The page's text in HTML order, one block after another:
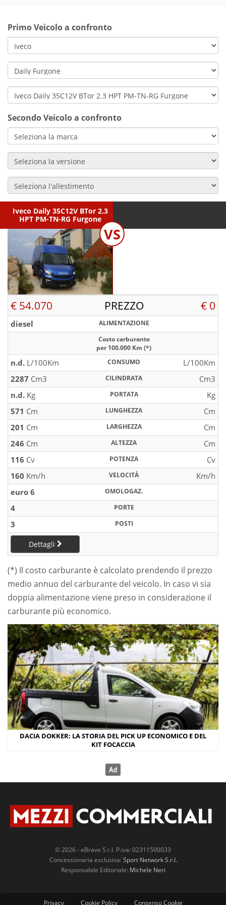
Primo Veicolo a confronto
Secondo Veicolo a confronto
Iveco Daily 35C12V BTor 2.3
HPT PM-TN-RG Furgone
VS
€ 54.070 PREZZO € 0
diesel
ALIMENTAZIONE
Costo carburante
per 100.000 Km (*)
n.d. L/100Km CONSUMO
L/100Km
2287 Cm3 CILINDRATA
Cm3
n.d. Kg PORTATA
Kg
571 Cm LUNGHEZZA
Cm
201 Cm LARGHEZZA
Cm
246 Cm ALTEZZA
Cm
116 Cv POTENZA
Cv
160 Km/h VELOCITÀ
Km/h
euro 6
OMOLOGAZ.
4 PORTE
3 POSTI
Dettagli
(*) Il costo carburante è calcolato prendendo il prezzo
medio annuo del carburante del veicolo. In caso vi sia
doppia alimentazione viene preso in considerazione il
carburante più economico.
DACIA DOKKER: LA STORIA DEL PICK UP ECONOMICO E DEL
KIT FOCACCIA
© 2026 - eBrave S.r.l. P.iva: 02311500033
Concessionaria esclusiva: Sport Network S.r.l.
Responsabile Editoriale: Michele Neri
Privacy Cookie Policy Consenso Cookie